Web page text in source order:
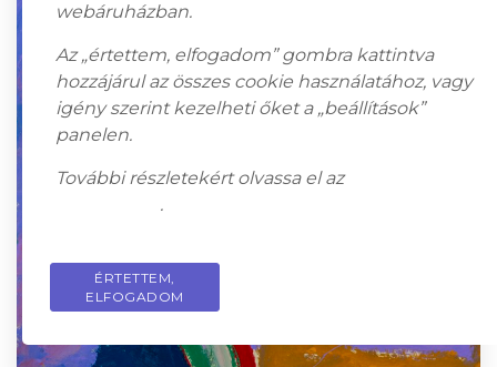
webáruházban.
Az „értettem, elfogadom” gombra kattintva
hozzájárul az összes cookie használatához, vagy
igény szerint kezelheti őket a „beállítások”
panelen.
További részletekért olvassa el az
.
ÉRTETTEM,
ELFOGADOM